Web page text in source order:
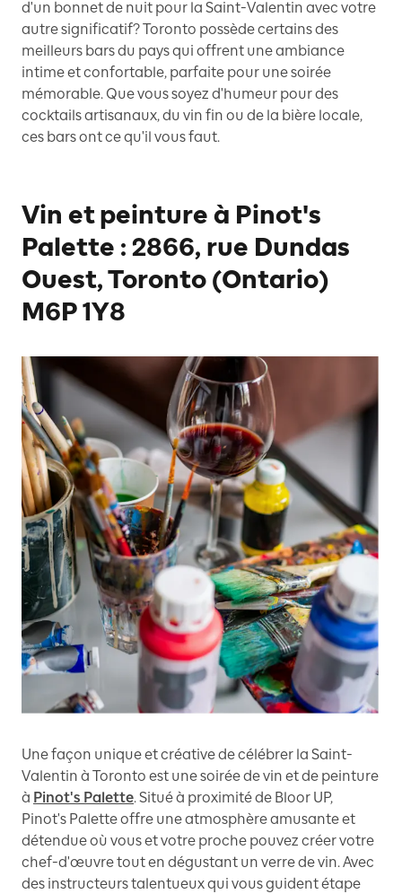
d'un bonnet de nuit pour la Saint-Valentin avec votre
autre significatif? Toronto possède certains des
meilleurs bars du pays qui offrent une ambiance
intime et confortable, parfaite pour une soirée
mémorable. Que vous soyez d'humeur pour des
cocktails artisanaux, du vin fin ou de la bière locale,
ces bars ont ce qu'il vous faut.
Vin et peinture à Pinot's
Palette : 2866, rue Dundas
Ouest, Toronto (Ontario)
M6P 1Y8
Une façon unique et créative de célébrer la Saint-
Valentin à Toronto est une soirée de vin et de peinture
à Pinot's Palette. Situé à proximité de Bloor UP,
Pinot's Palette offre une atmosphère amusante et
détendue où vous et votre proche pouvez créer votre
chef-d'œuvre tout en dégustant un verre de vin. Avec
des instructeurs talentueux qui vous guident étape